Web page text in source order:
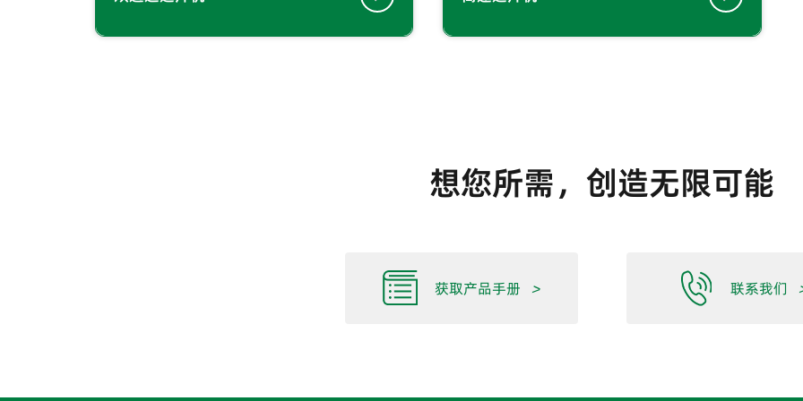
想您所需，创造无限可能
获取产品手册 > 联系我们